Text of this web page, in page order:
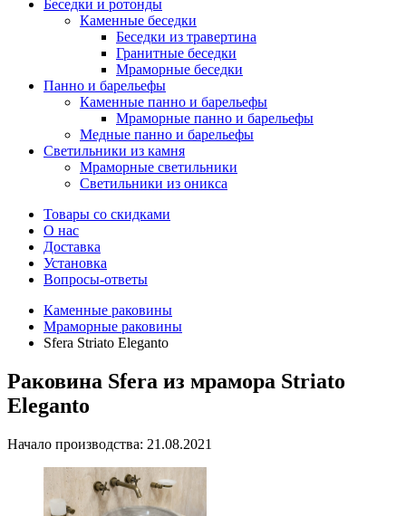
Беседки и ротонды
Каменные беседки
Беседки из травертина
Гранитные беседки
Мраморные беседки
Панно и барельефы
Каменные панно и барельефы
Мраморные панно и барельефы
Медные панно и барельефы
Светильники из камня
Мраморные светильники
Светильники из оникса
Товары со скидками
О нас
Доставка
Установка
Вопросы-ответы
Каменные раковины
Мраморные раковины
Sfera Striato Eleganto
Раковина Sfera из мрамора Striato
Eleganto
Начало производства: 21.08.2021